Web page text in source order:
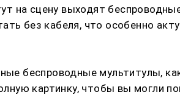
на сцену выходят
кабеля, что особенно
беспроводные мультитулы,
картинку, чтобы вы могли